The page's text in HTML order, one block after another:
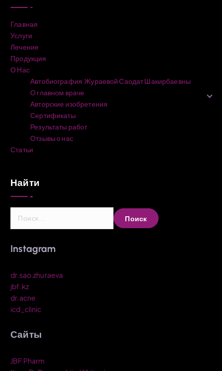
Главная
Услуги
Лечение
Продукция
О Нас
Автобиография Жураевой Саодат Шакирбаевны
О главном враче
Авторские изобретения
Сертификаты
Результаты работ
Отзывы о нас
Статьи
Найти
тInstagram
dr.sao.zhuraeva
jbf.kz
dr.acne
icd_clinic
Сайты
JBF Pharm